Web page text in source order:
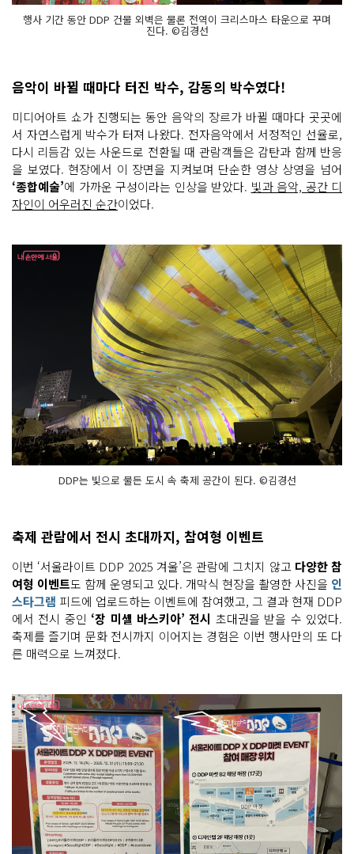
행사 기간 동안 DDP 건물 외벽은 물론 전역이 크리스마스 타운으로 꾸며
진다. ©김경선
음악이 바뀔 때마다 터진 박수, 감동의 박수였다!
미디어아트 쇼가 진행되는 동안 음악의 장르가 바뀔 때마다 곳곳에
서 자연스럽게 박수가 터져 나왔다. 전자음악에서 서정적인 선율로,
다시 리듬감 있는 사운드로 전환될 때 관람객들은 감탄과 함께 반응
을 보였다. 현장에서 이 장면을 지켜보며 단순한 영상 상영을 넘어
‘종합예술’에 가까운 구성이라는 인상을 받았다. 빛과 음악, 공간 디
자인이 어우러진 순간이었다.
DDP는 빛으로 물든 도시 속 축제 공간이 된다. ©김경선
축제 관람에서 전시 초대까지, 참여형 이벤트
이번 ‘서울라이트 DDP 2025 겨울’은 관람에 그치지 않고 다양한 참
여형 이벤트도 함께 운영되고 있다. 개막식 현장을 촬영한 사진을 인
스타그램 피드에 업로드하는 이벤트에 참여했고, 그 결과 현재 DDP
에서 전시 중인 ‘장 미셸 바스키아’ 전시 초대권을 받을 수 있었다.
축제를 즐기며 문화 전시까지 이어지는 경험은 이번 행사만의 또 다
른 매력으로 느껴졌다.